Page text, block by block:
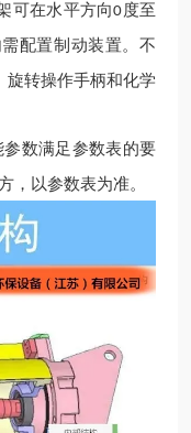
可在水平方向0 度至
配置制动装置。不
旋转操作手柄和化学
参数满足参数表的要
，以参数表为准。